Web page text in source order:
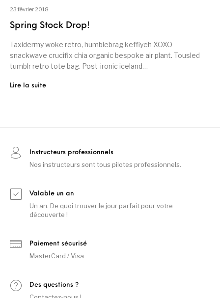
23 février 2018
Spring Stock Drop!
Taxidermy woke retro, humblebrag keffiyeh XOXO
snackwave crucifix chia organic bespoke air plant. Tousled
tumblr retro tote bag. Post-ironic iceland…
Lire la suite
Instructeurs professionnels
Nos instructeurs sont tous pilotes professionnels.
Valable un an
Un an. De quoi trouver le jour parfait pour votre
découverte !
Paiement sécurisé
MasterCard / Visa
Des questions ?